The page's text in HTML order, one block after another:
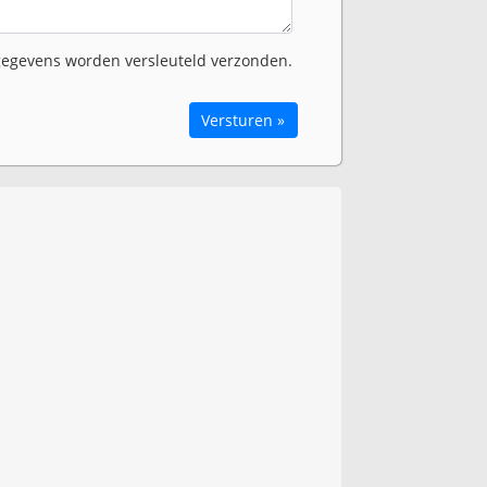
worden versleuteld verzonden.
Versturen »